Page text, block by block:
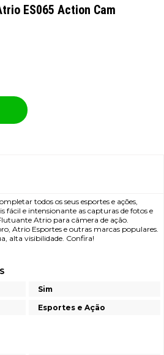
ES065 Action Cam
todos os seus esportes e ações,
fácil e intensionante as capturas de fotos e
Atrio para câmera de ação.
Atrio Esportes e outras marcas populares.
alta visibilidade. Confira!
Sim
Esportes e Ação